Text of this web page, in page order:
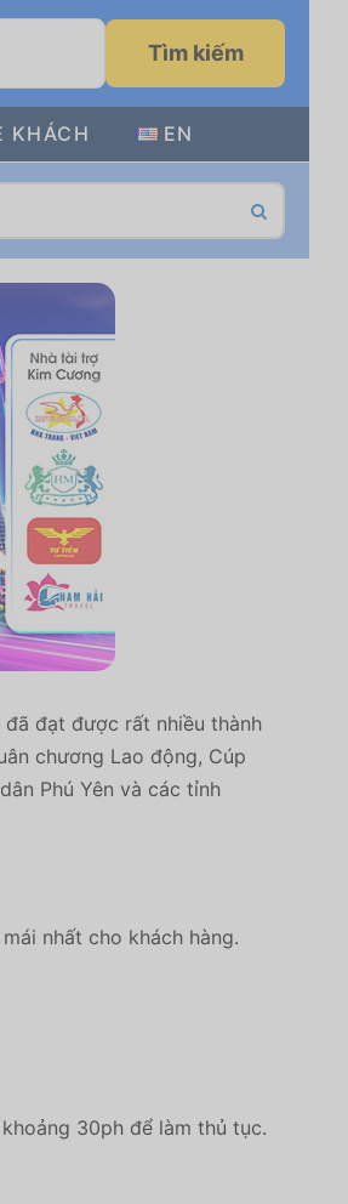
Tìm kiếm
KHÁCH EN
đã đạt được rất nhiều thành
chương Lao động, Cúp
Phú Yên và các tỉnh
nhất cho khách hàng.
30ph để làm thủ tục.